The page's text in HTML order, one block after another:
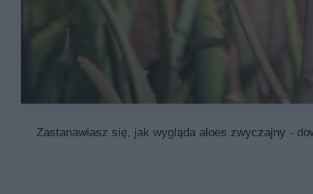
Zastanawiasz się, jak wygląda aloes zwyczajny -